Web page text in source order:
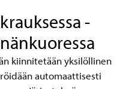
-
kiinnitetään yksilöllinen
automaattisesti